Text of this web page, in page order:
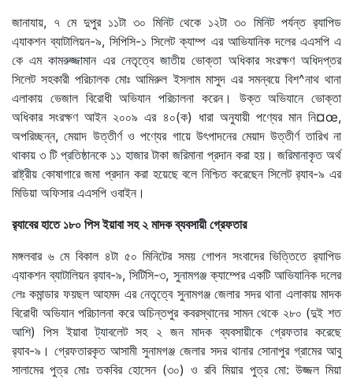
জানাযায়, ৭ মে দুপুর ১১টা ৩০ মিনিট থেকে ১২টা ৩০ মিনিট পর্যন্ত র‌্যাপিড
এ্যাকশন ব্যাটালিয়ন-৯, সিপিসি-১ সিলেট ক্যাম্প এর আভিযানিক দলের এএসপি এ
কে এম কামরুজ্জামান এর নেতৃত্বে জাতীয় ভোক্তা অধিকার সংরক্ষণ অধিদপ্তর
সিলেট সহকারী পরিচালক মোঃ আমিরুল ইসলাম মাসুদ এর সমন্বয়ে বিশ^নাথ থানা
এলাকায় ভেজাল বিরোধী অভিযান পরিচালনা করেন। উক্ত অভিযানে ভোক্তা
অধিকার সংরক্ষণ আইন ২০০৯ এর ৪০(ক) ধারা অনুযায়ী পণ্যের মান নি¤œ,
অপরিচ্ছন্ন, মেয়াদ উত্তীর্ণ ও পণ্যের গায়ে উৎপাদনের মেয়াদ উত্তীর্ণ তারিখ না
থাকায় ৩ টি প্রতিষ্ঠানকে ১১ হাজার টাকা জরিমানা প্রদান করা হয়। জরিমানাকৃত অর্থ
রাষ্ট্রীয় কোষাগারে জমা প্রদান করা হয়েছে বলে নিশ্চিত করেছেন সিলেট র‌্যাব-৯ এর
মিডিয়া অফিসার এএসপি ওবাইন।
র‌্যাবের হাতে ১৮০ পিস ইয়াবা সহ ২ মাদক ব্যবসায়ী গ্রেফতার
মঙ্গলবার ৬ মে বিকাল ৪টা ৫০ মিনিটের সময় গোপন সংবাদের ভিত্তিতে র‌্যাপিড
এ্যাকশন ব্যাটালিয়ন র‌্যাব-৯, সিটিসি-৩, সুনামগঞ্জ ক্যাম্পের একটি আভিযানিক দলের
লেঃ কমান্ডার ফয়ছল আহমদ এর নেতৃত্বে সুনামগঞ্জ জেলার সদর থানা এলাকায় মাদক
বিরোধী অভিযান পরিচালনা করে অচিন্তপুর কবরস্থানের সামন থেকে ২৮০ (দুই শত
আশি) পিস ইয়াবা ট্যাবলেট সহ ২ জন মাদক ব্যবসায়ীকে গ্রেফতার করেছে
র‌্যাব-৯। গ্রেফতারকৃত আসামী সুনামগঞ্জ জেলার সদর থানার সোনাপুর গ্রামের আবু
সালামের পুত্র মোঃ তকবির হোসেন (৩০) ও রবি মিয়ার পুত্র মো: উজ্জল মিয়া